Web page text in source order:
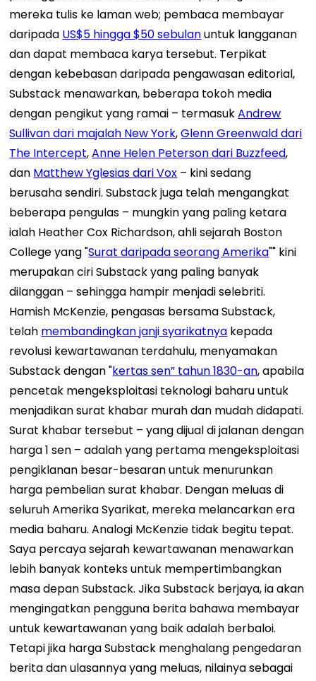
mereka tulis ke laman web; pembaca membayar
daripada US$5 hingga $50 sebulanuntuk langganan
dan dapat membaca karya tersebut. Terpikat
dengan kebebasan daripada pengawasan editorial,
Substack menawarkan, beberapa tokoh media
dengan pengikut yang ramai – termasukAndrew
Sullivan dari majalah New York,Glenn Greenwald dari
The Intercept,Anne Helen Peterson dari Buzzfeed,
dan Matthew Yglesias dari Vox – kini sedang
berusaha sendiri. Substack juga telah mengangkat
beberapa pengulas – mungkin yang paling ketara
ialah Heather Cox Richardson, ahli sejarah Boston
College yang "Surat daripada seorang Amerika"" kini
merupakan ciri Substack yang paling banyak
dilanggan – sehingga hampir menjadi selebriti.
Hamish McKenzie, pengasas bersama Substack,
telah membandingkan janji syarikatnya kepada
revolusi kewartawanan terdahulu, menyamakan
Substack dengan "kertas sen” tahun 1830-an, apabila
pencetak mengeksploitasi teknologi baharu untuk
menjadikan surat khabar murah dan mudah didapati.
Surat khabar tersebut – yang dijual di jalanan dengan
harga 1 sen – adalah yang pertama mengeksploitasi
pengiklanan besar-besaran untuk menurunkan
harga pembelian surat khabar. Dengan meluas di
seluruh Amerika Syarikat, mereka melancarkan era
media baharu. Analogi McKenzie tidak begitu tepat.
Saya percaya sejarah kewartawanan menawarkan
lebih banyak konteks untuk mempertimbangkan
masa depan Substack. Jika Substack berjaya, ia akan
mengingatkan pengguna berita bahawa membayar
untuk kewartawanan yang baik adalah berbaloi.
Tetapi jika harga Substack menghalang pengedaran
berita dan ulasannya yang meluas, nilainya sebagai